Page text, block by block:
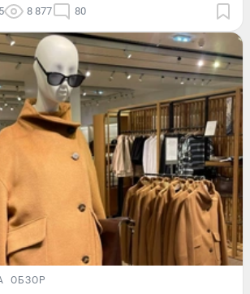
8 877 80
ОБЗОР